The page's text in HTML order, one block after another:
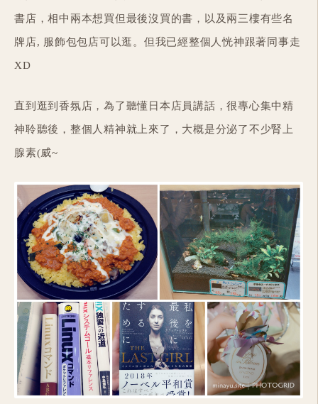
書店，相中兩本想買但最後沒買的書，以及兩三樓有些名
牌店, 服飾包包店可以逛。但我已經整個人恍神跟著同事走
XD
直到逛到香氛店，為了聽懂日本店員講話，很專心集中精
神聆聽後，整個人精神就上來了，大概是分泌了不少腎上
腺素(威~